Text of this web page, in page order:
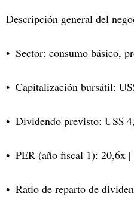
Descripción general del
Sector: consumo básico,
Capitalización bursátil:
Dividendo previsto: US$
PER (año fiscal 1): 20,6x
Ratio de reparto de